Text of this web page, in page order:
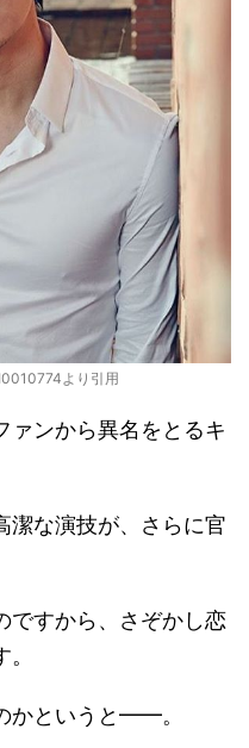
より引用
ァンから異名をとるキ
潔な演技が、さらに官
ですから、さぞかし恋
かというと━━。